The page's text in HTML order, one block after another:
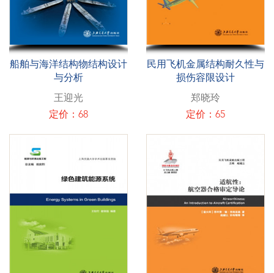
船舶与海洋结构物结构设计
与分析
王迎光
定价：68
民用飞机金属结构耐久性与
损伤容限设计
郑晓玲
定价：65